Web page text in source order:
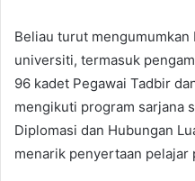
Beliau turut
universiti, termasuk
96 kadet Pegawai Tadbir
mengikuti program sarjana
Diplomasi dan Hubungan
menarik penyertaan pelajar